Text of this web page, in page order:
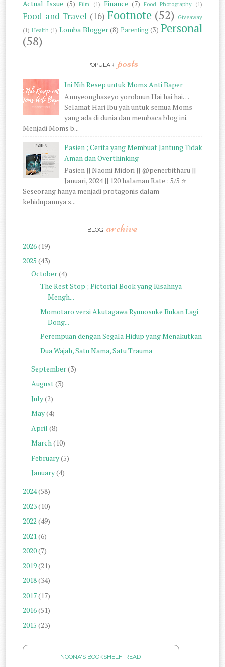
Actual Issue (5) Film (1) Finance (7) Food Photography (1)
Food and Travel (16) Footnote (52) Giveaway
(1) Health (1) Lomba Blogger(8) Parenting (3) Personal
(58)
POPULAR posts
Ini Nih Resep untuk Moms Anti Baper
Annyeonghaseyo yorobuun Hai hai hai…
Selamat Hari Ibu yah untuk semua Moms
yang ada di dunia dan membaca blog ini.
Menjadi Moms b...
Pasien ; Cerita yang Membuat Jantung Tidak
Aman dan Overthinking
Pasien || Naomi Midori || @penerbitharu ||
Januari, 2024 || 120 halaman Rate : 5/5 ⭐
Seseorang hanya menjadi protagonis dalam
kehidupannya s...
BLOG archive
2026(19)
2025 (43)
October(4)
The Rest Stop ; Pictorial Book yang Kisahnya
Mengh...
Momotaro versi Akutagawa Ryunosuke Bukan Lagi
Dong...
Perempuan dengan Segala Hidup yang Menakutkan
Dua Wajah, Satu Nama, Satu Trauma
September(3)
August(3)
July(2)
May(4)
April (8)
March(10)
February(5)
January(4)
2024(58)
2023(10)
2022 (49)
2021 (6)
2020(7)
2019(21)
2018(34)
2017(17)
2016(51)
2015 (23)
NOONA'S BOOKSHELF: READ